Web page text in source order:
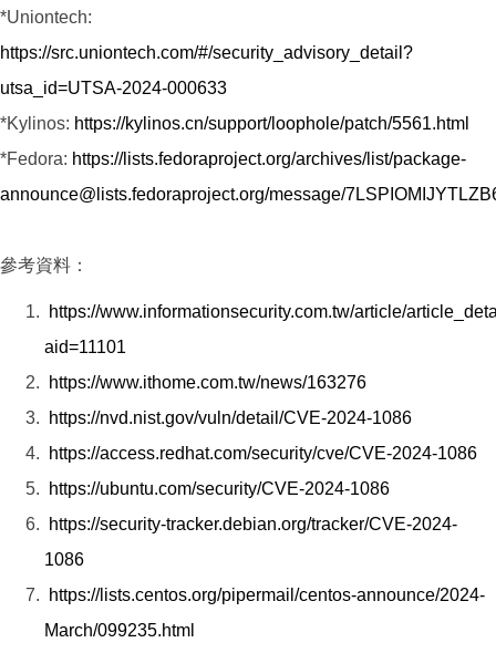
*Uniontech:
https://src.uniontech.com/#/security_advisory_detail?
utsa_id=UTSA-2024-000633
*Kylinos: https://kylinos.cn/support/loophole/patch/5561.html
*Fedora: https://lists.fedoraproject.org/archives/list/package-
announce@lists.fedoraproject.org/message/
參考資料：
https://www.informationsecurity.com.tw/article/
aid=11101
https://www.ithome.com.tw/news/163276
https://nvd.nist.gov/vuln/detail/CVE-2024-1086
https://access.redhat.com/security/cve/CVE-2024-1086
https://ubuntu.com/security/CVE-2024-1086
https://security-tracker.debian.org/tracker/CVE-2024-
1086
https://lists.centos.org/pipermail/centos-announce/2024-
March/099235.html